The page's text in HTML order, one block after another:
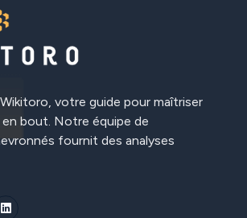
votre guide pour maîtriser
bout. Notre équipe de
fournit des analyses